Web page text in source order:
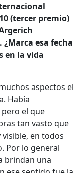
(tercer premio)
esa fecha
en la vida
aspectos el
Había
el que
tan vasto que
en todos
Por lo general
brindan una